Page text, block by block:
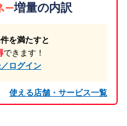
増量の内訳
を満たすと
できます！
ログイン
使える店舗・サービス一覧